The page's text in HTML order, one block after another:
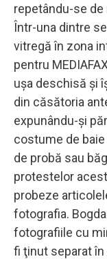
repetându-se de
Într-una dintre
vitregă în zona
pentru
uşa deschisă şi
din căsătoria
expunându-şi
costume de
de probă sau
protestelor
probeze
fotografia.
fotografiile cu
fi ţinut separat în